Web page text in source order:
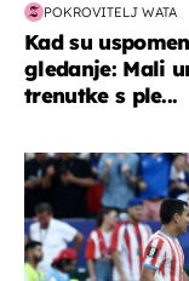
POKROVITELJ WATA
Kad su
gledanje: Mali
trenutke s ple...
svjetsko